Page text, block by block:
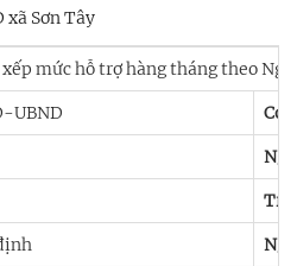
xã Sơn Tây
xếp mức hỗ trợ hàng tháng theo
UBND Cơ